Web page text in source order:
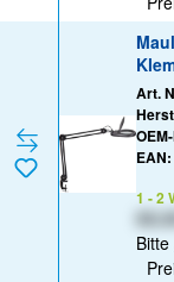
Art.
EAN:
1 - 2
Bitte